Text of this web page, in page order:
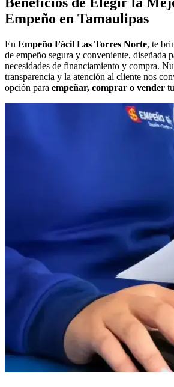
Empeño en Tamaulipas
En Empeño Fácil Las Torres Norte, te
de empeño segura y conveniente, diseñada
necesidades de financiamiento y compra.
transparencia y la atención al cliente nos
opción para empeñar, comprar o vender